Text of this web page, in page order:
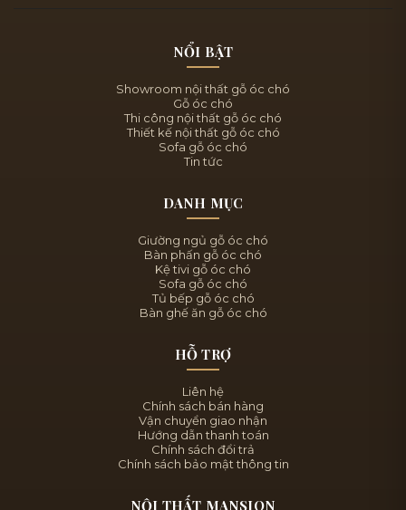
NỔI BẬT
Showroom nội thất gỗ óc chó
Gỗ óc chó
Thi công nội thất gỗ óc chó
Thiết kế nội thất gỗ óc chó
Sofa gỗ óc chó
Tin tức
DANH MỤC
Giường ngủ gỗ óc chó
Bàn phấn gỗ óc chó
Kệ tivi gỗ óc chó
Sofa gỗ óc chó
Tủ bếp gỗ óc chó
Bàn ghế ăn gỗ óc chó
HỖ TRỢ
Liên hệ
Chính sách bán hàng
Vận chuyển giao nhận
Hướng dẫn thanh toán
Chính sách đổi trả
Chính sách bảo mật thông tin
NỘI THẤT MANSION